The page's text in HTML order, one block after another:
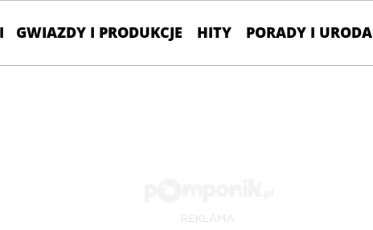
GWIAZDY I PRODUKCJE HITY PORADY I URODA